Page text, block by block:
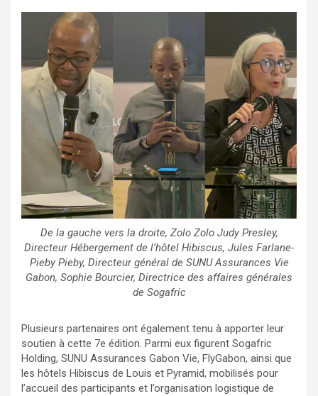
De la gauche vers la droite, Zolo Zolo Judy Presley,
Directeur Hébergement de l’hôtel Hibiscus, Jules Farlane-
Pieby Pieby, Directeur général de SUNU Assurances Vie
Gabon, Sophie Bourcier, Directrice des affaires générales
de Sogafric
Plusieurs partenaires ont également tenu à apporter leur
soutien à cette 7e édition. Parmi eux figurent Sogafric
Holding⁠, SUNU Assurances Gabon Vie⁠, FlyGabon⁠, ainsi que
les hôtels Hibiscus de Louis et Pyramid, mobilisés pour
l’accueil des participants et l’organisation logistique de